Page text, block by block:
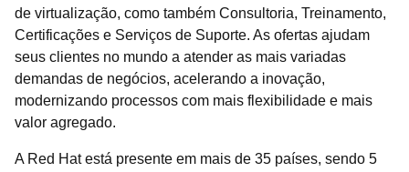
de virtualização, como também Consultoria, Treinamento,
Certificações e Serviços de Suporte. As ofertas ajudam
seus clientes no mundo a atender as mais variadas
demandas de negócios, acelerando a inovação,
modernizando processos com mais flexibilidade e mais
valor agregado.
A Red Hat está presente em mais de 35 países, sendo 5